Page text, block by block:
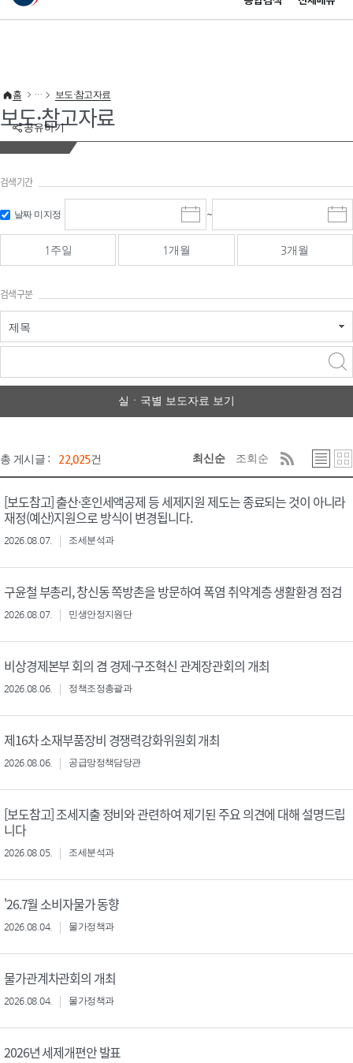
이 누리집은 대한민국 공식 전자정부 누리집입니다.
공유하기
홈 보도·참고자료
보도·참고자료
검색기간
날짜 미지정
시
작
일
선
~
종
료
선
1주일 1개월 3개월
검색구분
제목
실ㆍ국별 보도자료 보기
총 게시글 : 22,025건 최신순 조회순
[보도참고] 출산·혼인세액공제 등 세제지원 제도는 종료되는 것이 아니라
재정(예산)지원으로 방식이 변경됩니다.
2026.08.07. 조세분석과
구윤철 부총리, 창신동 쪽방촌을 방문하여 폭염 취약계층 생활환경 점검
2026.08.07. 민생안정지원단
비상경제본부 회의 겸 경제·구조혁신 관계장관회의 개최
2026.08.06. 정책조정총괄과
제16차 소재부품장비 경쟁력강화위원회 개최
2026.08.06. 공급망정책담당관
[보도참고] 조세지출 정비와 관련하여 제기된 주요 의견에 대해 설명드립
니다
2026.08.05. 조세분석과
'26.7월 소비자물가 동향
2026.08.04. 물가정책과
물가관계차관회의 개최
2026.08.04. 물가정책과
2026년 세제개편안 발표